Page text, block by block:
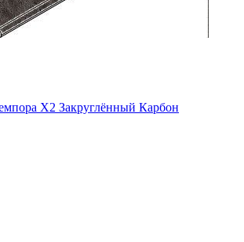
X2 Закруглённый Карбон